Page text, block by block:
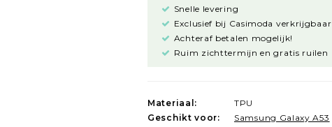
Snelle levering
Exclusief bij Casimoda verkrijgbaar
Achteraf betalen mogelijk!
Ruim zichttermijn en gratis ruilen
Materiaal:
TPU
Geschikt voor:
Samsung Galaxy A53